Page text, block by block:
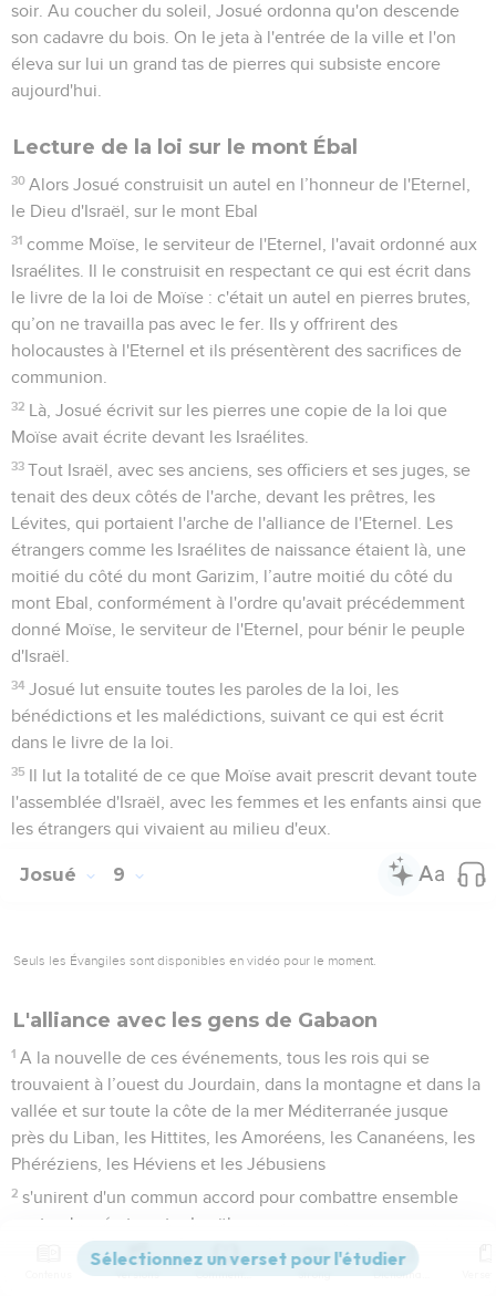
soir. Au coucher du soleil, Josué ordonna qu'on descende
son cadavre du bois. On le jeta à l'entrée de la ville et l'on
éleva sur lui un grand tas de pierres qui subsiste encore
aujourd'hui.
Lecture de la loi sur le mont Ébal
30 Alors Josué construisit un autel en l’honneur de l'Eternel,
le Dieu d'Israël, sur le mont Ebal
31 comme Moïse, le serviteur de l'Eternel, l'avait ordonné aux
Israélites. Il le construisit en respectant ce qui est écrit dans
le livre de la loi de Moïse : c'était un autel en pierres brutes,
qu’on ne travailla pas avec le fer. Ils y offrirent des
holocaustes à l'Eternel et ils présentèrent des sacrifices de
communion.
32 Là, Josué écrivit sur les pierres une copie de la loi que
Moïse avait écrite devant les Israélites.
33 Tout Israël, avec ses anciens, ses officiers et ses juges, se
tenait des deux côtés de l'arche, devant les prêtres, les
Lévites, qui portaient l'arche de l'alliance de l'Eternel. Les
étrangers comme les Israélites de naissance étaient là, une
moitié du côté du mont Garizim, l’autre moitié du côté du
mont Ebal, conformément à l'ordre qu'avait précédemment
donné Moïse, le serviteur de l'Eternel, pour bénir le peuple
d'Israël.
34 Josué lut ensuite toutes les paroles de la loi, les
bénédictions et les malédictions, suivant ce qui est écrit
dans le livre de la loi.
35 Il lut la totalité de ce que Moïse avait prescrit devant toute
l'assemblée d'Israël, avec les femmes et les enfants ainsi que
les étrangers qui vivaient au milieu d'eux.
Josué 9
Seuls les Évangiles sont disponibles en vidéo pour le moment.
L'alliance avec les gens de Gabaon
1 A la nouvelle de ces événements, tous les rois qui se
trouvaient à l’ouest du Jourdain, dans la montagne et dans la
vallée et sur toute la côte de la mer Méditerranée jusque
près du Liban, les Hittites, les Amoréens, les Cananéens, les
Phéréziens, les Héviens et les Jébusiens
2 s'unirent d'un commun accord pour combattre ensemble
contre Josué et contre Israël.
Les habitants de Gabaon, de leur côté, lorsqu'ils apprirent
Versions Commentaires Strong